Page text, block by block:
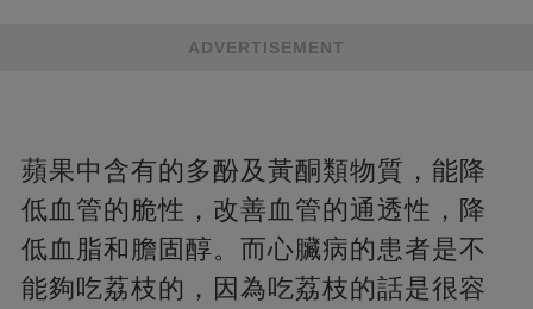
ADVERTISEMENT
蘋果中含有的多酚及黃酮類物質，能降
低血管的脆性，改善血管的通透性，降
低血脂和膽固醇。而心臟病的患者是不
能夠吃荔枝的，因為吃荔枝的話是很容